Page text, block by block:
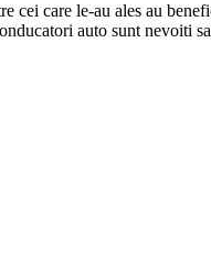
cei care le-au ales au
auto sunt nevoiti